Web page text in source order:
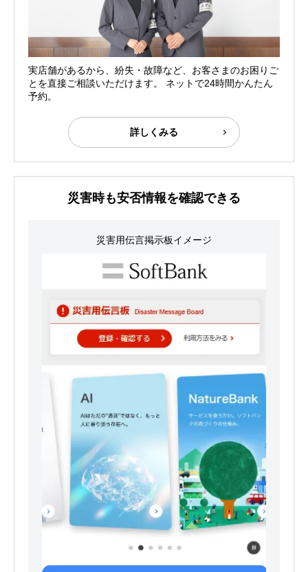
実店舗があるから、紛失・故障など、お客さまのお困りご
とを直接ご相談いただけます。 ネットで24時間かんたん
予約。
詳しくみる
災害時も安否情報を確認できる
災害用伝言掲示板イメージ